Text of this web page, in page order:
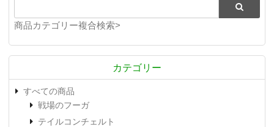
商品カテゴリー複合検索>
カテゴリー
すべての商品
戦場のフーガ
テイルコンチェルト